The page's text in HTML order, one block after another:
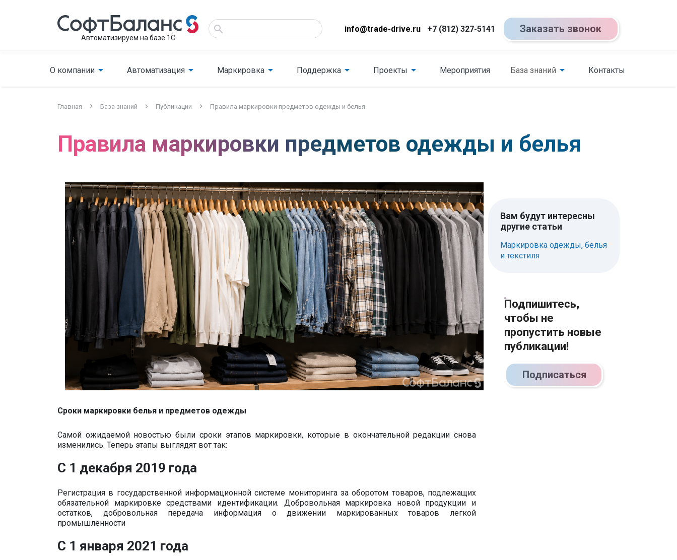
Автоматизируем на базе 1С
info@trade-drive.ru +7 (812) 327-5141 Заказать звонок
О компании Автоматизация Маркировка Поддержка Проекты Мероприятия База знаний Контакты
Главная База знаний Публикации Правила маркировки предметов одежды и белья
Правила маркировки предметов одежды и белья
Сроки маркировки белья и предметов одежды
Самой ожидаемой новостью были сроки этапов маркировки, которые в окончательной редакции снова
изменились. Теперь этапы выглядят вот так:
С 1 декабря 2019 года
Регистрация в государственной информационной системе мониторинга за оборотом товаров, подлежащих
обязательной маркировке средствами идентификации. Добровольная маркировка новой продукции и
остатков, добровольная передача информация о движении маркированных товаров легкой
промышленности
С 1 января 2021 года
Вам будут интересны
другие статьи
Маркировка одежды, белья
и текстиля
Подпишитесь,
чтобы не
пропустить новые
публикации!
Подписаться